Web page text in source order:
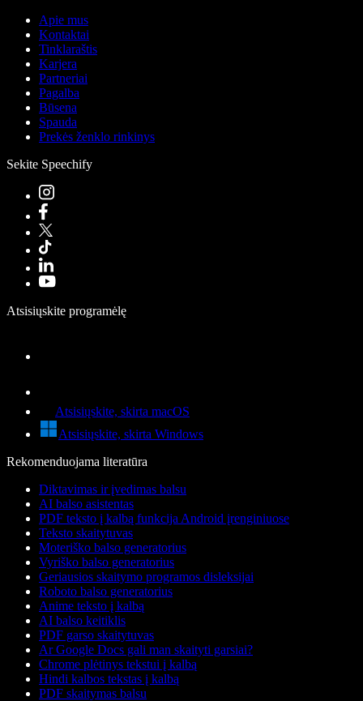
Apie mus
Kontaktai
Tinklaraštis
Karjera
Partneriai
Pagalba
Būsena
Spauda
Prekės ženklo rinkinys
Sekite Speechify
Atsisiųskite programėlę
Atsisiųskite, skirta macOS
Atsisiųskite, skirta Windows
Rekomenduojama literatūra
Diktavimas ir įvedimas balsu
AI balso asistentas
PDF teksto į kalbą funkcija Android įrenginiuose
Teksto skaitytuvas
Moteriško balso generatorius
Vyriško balso generatorius
Geriausios skaitymo programos disleksijai
Roboto balso generatorius
Anime teksto į kalbą
AI balso keitiklis
PDF garso skaitytuvas
Ar Google Docs gali man skaityti garsiai?
Chrome plėtinys tekstui į kalbą
Hindi kalbos tekstas į kalbą
PDF skaitymas balsu